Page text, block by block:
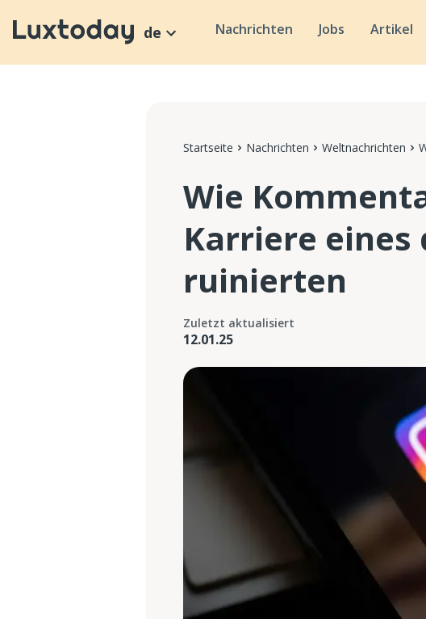
de Nachrichten Jobs Artikel
Startseite Nachrichten Weltnachrichten
Wie
Karriere
ruinierten
Zuletzt aktualisiert
12.01.25